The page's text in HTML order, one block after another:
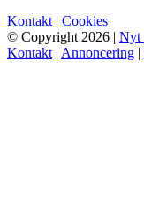
Kontakt | Cookies
© Copyright 2026 | Nyt
Kontakt | Annoncering |